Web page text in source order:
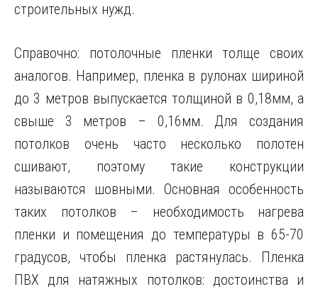
строительных нужд.
Справочно: потолочные пленки толще своих
аналогов. Например, пленка в рулонах шириной
до 3 метров выпускается толщиной в 0,18мм, а
свыше 3 метров – 0,16мм. Для создания
потолков очень часто несколько полотен
сшивают, поэтому такие конструкции
называются шовными. Основная особенность
таких потолков – необходимость нагрева
пленки и помещения до температуры в 65-70
градусов, чтобы пленка растянулась. Пленка
ПВХ для натяжных потолков: достоинства и